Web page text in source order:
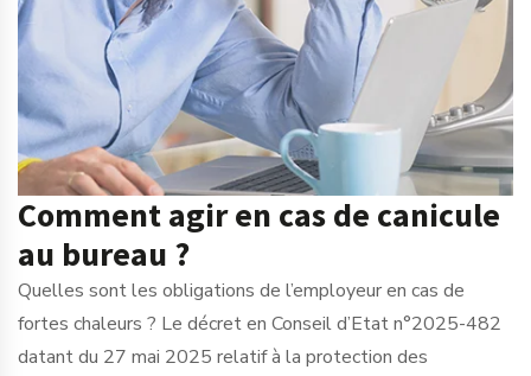
Comment agir en cas de canicule
au bureau ?
Quelles sont les obligations de l’employeur en cas de
fortes chaleurs ? Le décret en Conseil d’Etat n°2025-482
datant du 27 mai 2025 relatif à la protection des